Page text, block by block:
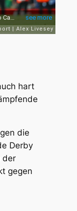
hart
die
Derby
der
gegen